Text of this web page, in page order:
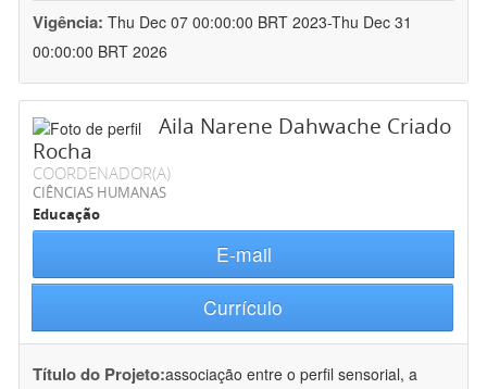
Vigência: Thu Dec 07 00:00:00 BRT 2023-Thu Dec 31
00:00:00 BRT 2026
Aila Narene Dahwache Criado
Rocha
COORDENADOR(A)
CIÊNCIAS HUMANAS
Educação
E-mail
Currículo
Título do Projeto:associação entre o perfil sensorial, a